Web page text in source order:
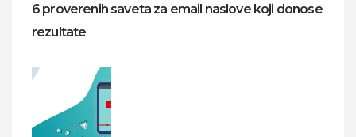
6 proverenih saveta za email naslove koji donose
rezultate